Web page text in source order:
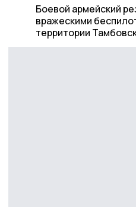
Боевой армейский
вражескими
территории